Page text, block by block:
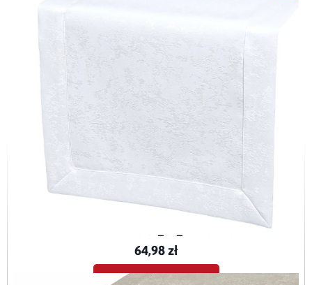
Bieżnik plamoodporny z mankietem O3 Marmurek biały (2000)
64,98 zł
Dodaj do koszyka